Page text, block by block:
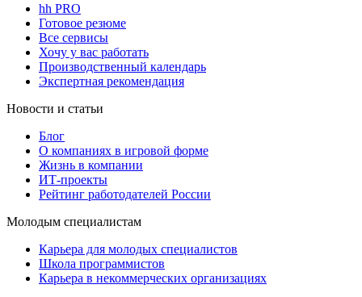
hh PRO
Готовое резюме
Все сервисы
Хочу у вас работать
Производственный календарь
Экспертная рекомендация
Новости и статьи
Блог
О компаниях в игровой форме
Жизнь в компании
ИТ-проекты
Рейтинг работодателей России
Молодым специалистам
Карьера для молодых специалистов
Школа программистов
Карьера в некоммерческих организациях